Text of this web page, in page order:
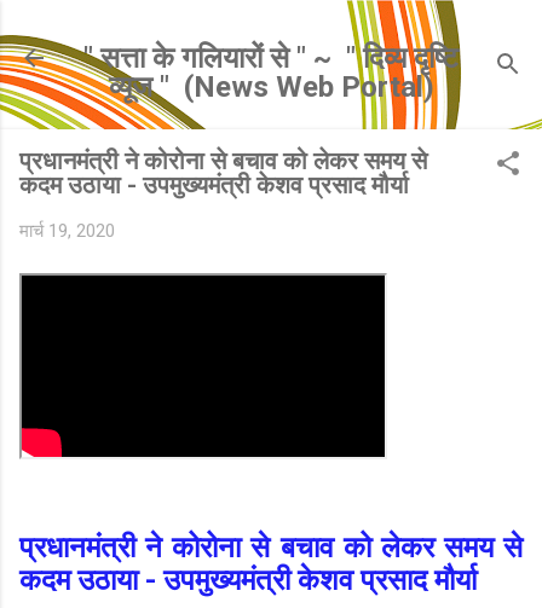
सीधे मुख्य सामग्री पर जाएं
" सत्ता के गलियारों से " ~ ​ " दिव्य दृष्टि
व्यूज " ​ (News Web Portal)
प्रधानमंत्री ने कोरोना से बचाव को लेकर समय से
कदम उठाया - उपमुख्यमंत्री केशव प्रसाद मौर्या
मार्च 19, 2020
प्रधानमंत्री ने कोरोना से बचाव को लेकर समय से
कदम उठाया - उपमुख्यमंत्री केशव प्रसाद मौर्या